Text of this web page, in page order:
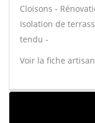
Cloisons -
Isolation de
tendu -
Voir la fiche